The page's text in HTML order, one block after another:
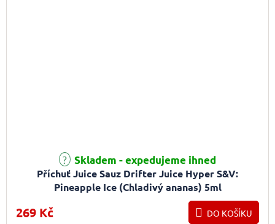
Příchuť Juice Sauz Drifter Juice Hyper S&V:
Pineapple Ice (Chladivý ananas) 5ml
Skladem - expedujeme ihned
269 Kč DO KOŠÍKU